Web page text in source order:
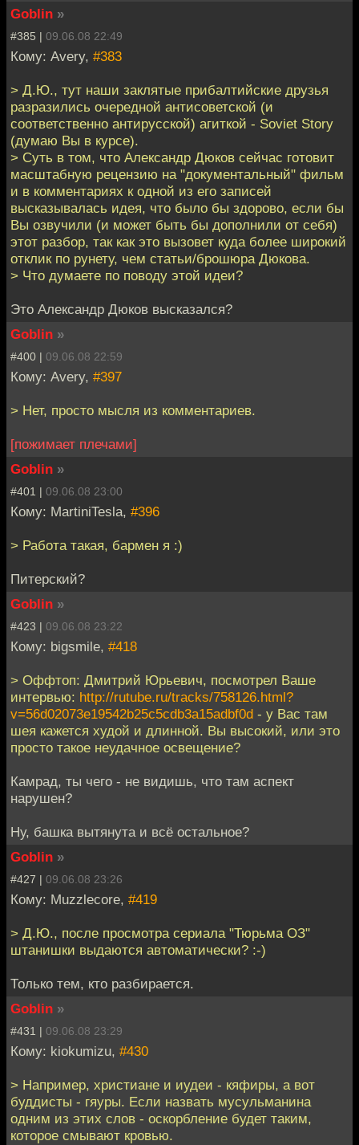
Goblin »
#385 | 09.06.08 22:49
Кому: Avery, #383
> Д.Ю., тут наши заклятые прибалтийские друзья
разразились очередной антисоветской (и
соответственно антирусской) агиткой - Soviet Story
(думаю Вы в курсе).
> Суть в том, что Александр Дюков сейчас готовит
масштабную рецензию на "документальный" фильм
и в комментариях к одной из его записей
высказывалась идея, что было бы здорово, если бы
Вы озвучили (и может быть бы дополнили от себя)
этот разбор, так как это вызовет куда более широкий
отклик по рунету, чем статьи/брошюра Дюкова.
> Что думаете по поводу этой идеи?
Это Александр Дюков высказался?
Goblin »
#400 | 09.06.08 22:59
Кому: Avery, #397
> Нет, просто мысля из комментариев.
[пожимает плечами]
Goblin »
#401 | 09.06.08 23:00
Кому: MartiniTesla, #396
> Работа такая, бармен я :)
Питерский?
Goblin »
#423 | 09.06.08 23:22
Кому: bigsmile, #418
> Оффтоп: Дмитрий Юрьевич, посмотрел Ваше
интервью: http://rutube.ru/tracks/758126.html?
v=56d02073e19542b25c5cdb3a15adbf0d - у Вас там
шея кажется худой и длинной. Вы высокий, или это
просто такое неудачное освещение?
Камрад, ты чего - не видишь, что там аспект
нарушен?
Ну, башка вытянута и всё остальное?
Goblin »
#427 | 09.06.08 23:26
Кому: Muzzlecore, #419
> Д.Ю., после просмотра сериала "Тюрьма ОЗ"
штанишки выдаются автоматически? :-)
Только тем, кто разбирается.
Goblin »
#431 | 09.06.08 23:29
Кому: kiokumizu, #430
> Например, христиане и иудеи - кяфиры, а вот
буддисты - гяуры. Если назвать мусульманина
одним из этих слов - оскорбление будет таким,
которое смывают кровью.